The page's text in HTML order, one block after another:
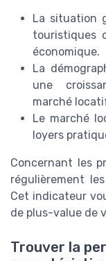
La situation
touristiques
économique.
La
une
marché
Le marché
loyers
Concernant les
régulièrement
Cet indicateur
de plus-value de
Trouver la